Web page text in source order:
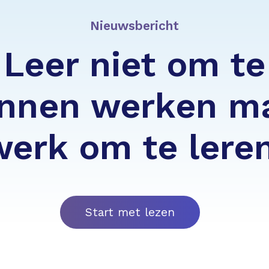
Nieuwsbericht
Leer niet om te
werken
om te
Start met lezen